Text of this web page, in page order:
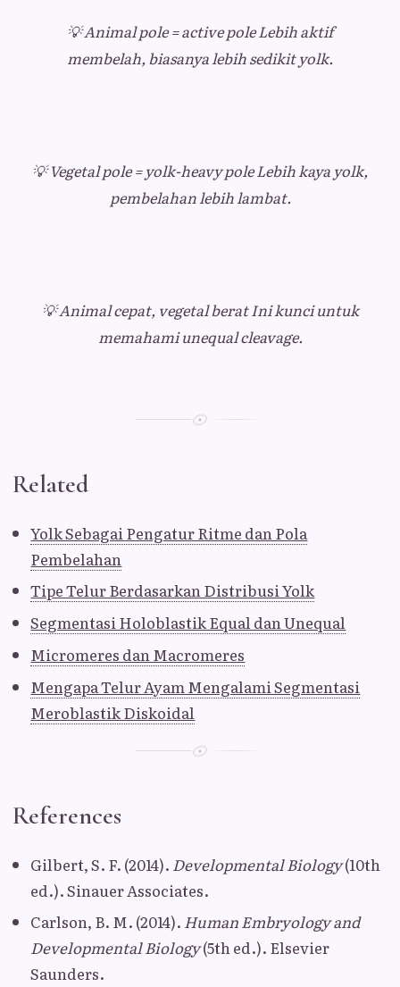
💡Animal pole = active poleLebih aktif
membelah, biasanya lebih sedikit yolk.
💡Vegetal pole = yolk-heavy poleLebih kaya yolk,
pembelahan lebih lambat.
💡Animal cepat, vegetal beratIni kunci untuk
memahami unequal cleavage.
Related
Yolk Sebagai Pengatur Ritme dan Pola
Pembelahan
Tipe Telur Berdasarkan Distribusi Yolk
Segmentasi Holoblastik Equal dan Unequal
Micromeres dan Macromeres
Mengapa Telur Ayam Mengalami Segmentasi
Meroblastik Diskoidal
References
Gilbert, S. F. (2014). Developmental Biology(10th
ed.). Sinauer Associates.
Carlson, B. M. (2014). Human Embryology and
Developmental Biology(5th ed.). Elsevier
Saunders.